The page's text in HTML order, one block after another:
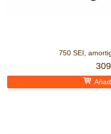
750 SEI,